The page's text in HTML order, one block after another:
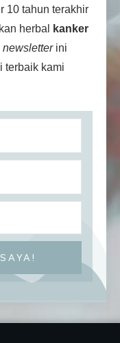
10 tahun terakhir
herbal
kanker
newsletterini
terbaik kami